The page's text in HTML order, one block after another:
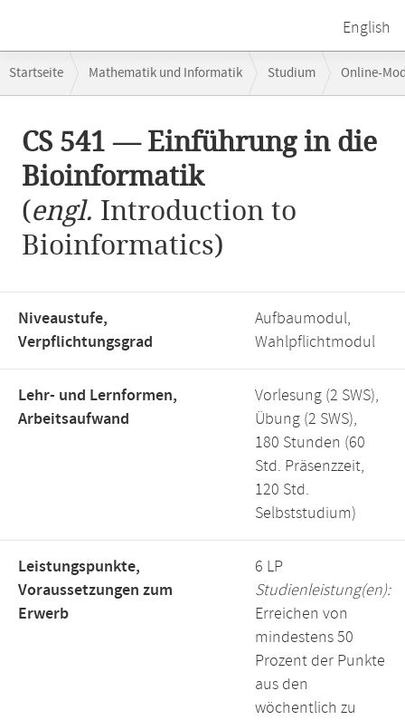
English
Navigation
Startseite Mathematik und Informatik Studium Online-
CS 541 — Einführung in die
Bioinformatik
(engl. Introduction to
Bioinformatics)
Niveaustufe,
Verpflichtungsgrad
Aufbaumodul,
Wahlpflichtmodul
Lehr- und Lernformen,
Arbeitsaufwand
Vorlesung (2 SWS),
Übung (2 SWS),
180 Stunden (60
Std. Präsenzzeit,
120 Std.
Selbststudium)
Leistungspunkte,
Voraussetzungen zum
Erwerb
6 LP
Studienleistung(en):
Erreichen von
mindestens 50
Prozent der Punkte
aus den
wöchentlich zu